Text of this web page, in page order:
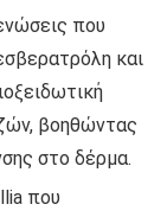
που
και
βοηθώντας
στο δέρμα.
που